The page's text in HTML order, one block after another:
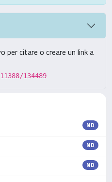
citare o creare un link a
134489
ND
ND
ND